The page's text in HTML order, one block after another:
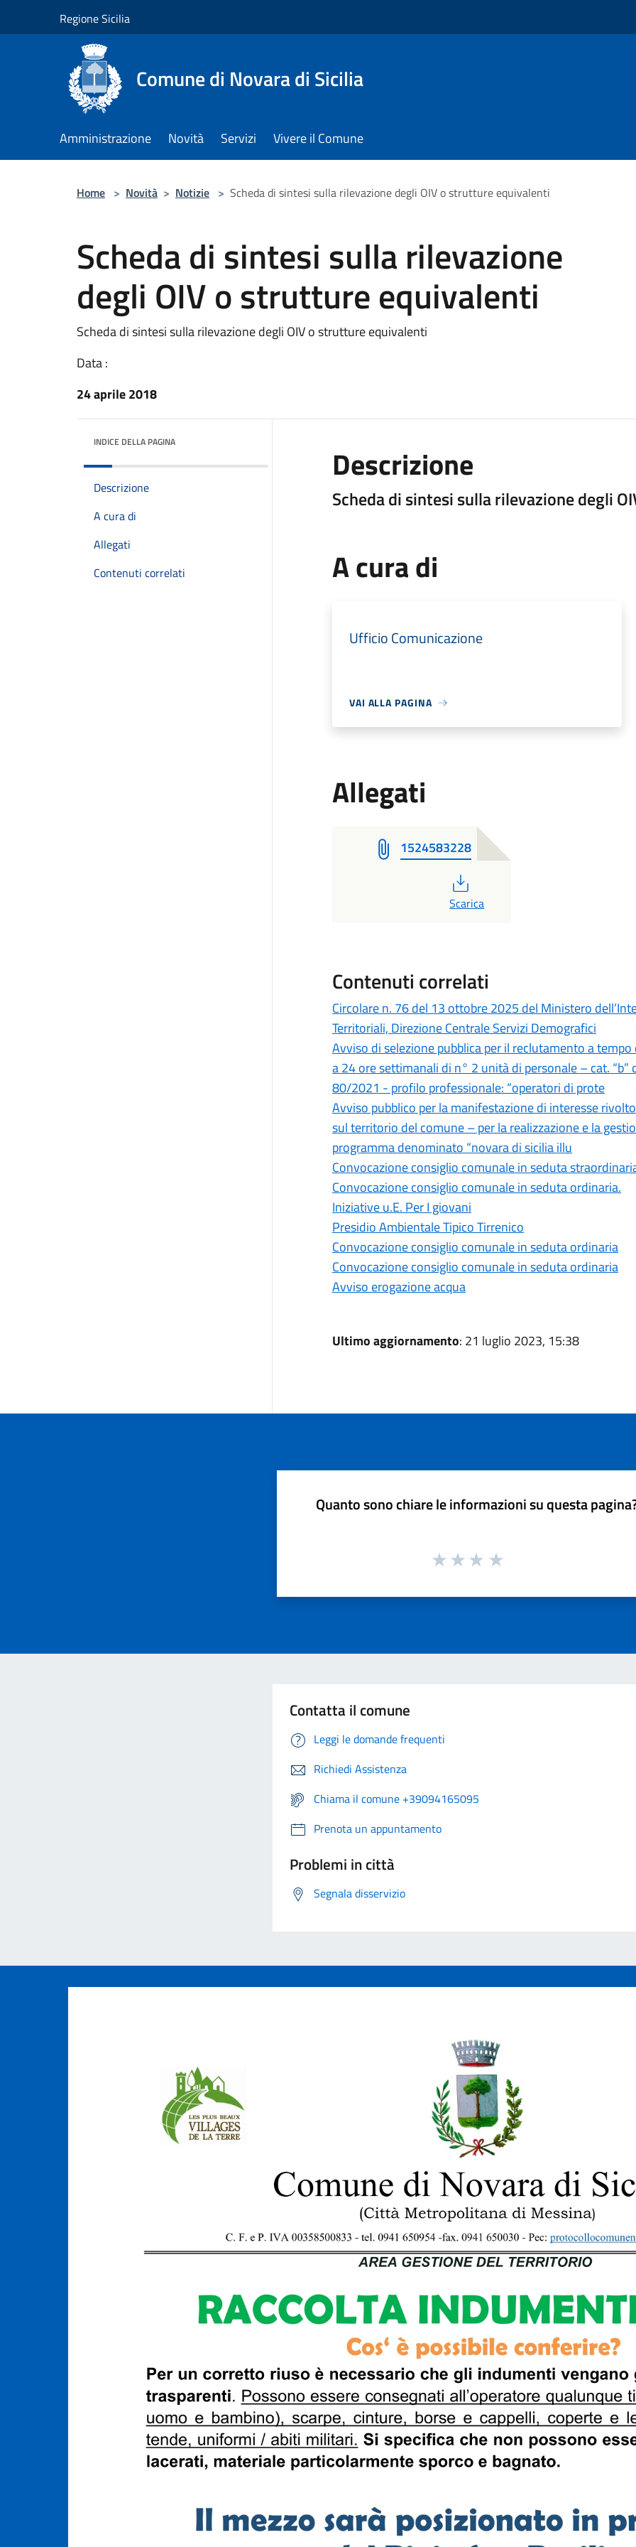
Regione Sicilia
Comune di Novara di Sicilia
Amministrazione Novità Servizi Vivere il Comune
Home > Novità > Notizie > Scheda di sintesi sulla rilevazione degli OIV o strutture equivalenti
Scheda di sintesi sulla rilevazione
degli OIV o strutture equivalenti
Scheda di sintesi sulla rilevazione degli OIV o strutture equivalenti
Data :
24 aprile 2018
INDICE DELLA PAGINA
Descrizione
A cura di
Allegati
Contenuti correlati
Descrizione
Scheda di sintesi sulla rilevazione degli
A cura di
Ufficio Comunicazione
VAI ALLA PAGINA
Allegati
1524583228
PDF
Scarica
Contenuti correlati
Circolare n. 76 del 13 ottobre 2025 del Ministero
Territoriali, Direzione Centrale Servizi Demografici
Avviso di selezione pubblica per il reclutamento a
a 24 ore settimanali di n° 2 unità di personale – cat.
80/2021 - profilo professionale: “operatori di prote
Avviso pubblico per la manifestazione di interesse
sul territorio del comune – per la realizzazione e la
programma denominato “novara di sicilia illu
Convocazione consiglio comunale in seduta
Convocazione consiglio comunale in seduta ordinaria.
Iniziative u.E. Per I giovani
Presidio Ambientale Tipico Tirrenico
Convocazione consiglio comunale in seduta ordinaria
Convocazione consiglio comunale in seduta ordinaria
Avviso erogazione acqua
Ultimo aggiornamento: 21 luglio 2023, 15:38
Quanto sono chiare le informazioni su questa
Contatta il comune
Leggi le domande frequenti
Richiedi Assistenza
Chiama il comune +39094165095
Prenota un appuntamento
Problemi in città
Segnala disservizio